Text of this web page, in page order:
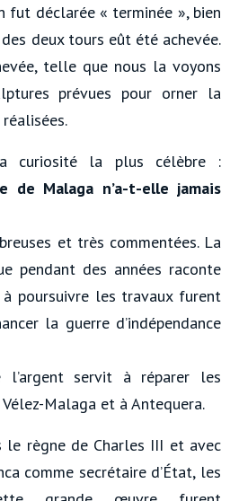
fut déclarée « terminée », bien
des deux tours eût été achevée.
telle que nous la voyons
prévues pour orner la
curiosité la plus célèbre :
de Malaga n’a-t-elle jamais
et très commentées. La
pendant des années raconte
poursuivre les travaux furent
la guerre d’indépendance
l’argent servit à réparer les
Malaga et à Antequera.
le règne de Charles III et avec
comme secrétaire d’État, les